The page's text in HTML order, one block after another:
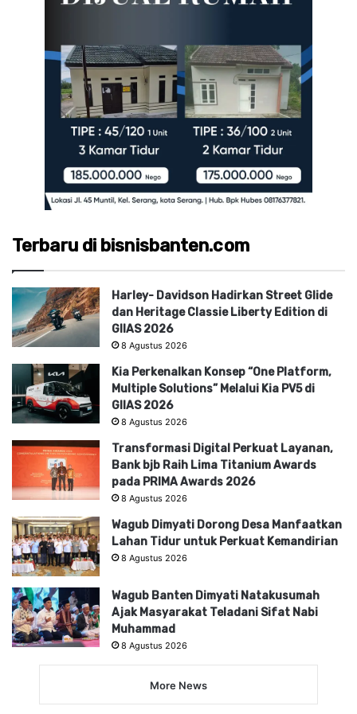
Terbaru di bisnisbanten.com
Harley- Davidson Hadirkan Street Glide
dan Heritage Classie Liberty Edition di
GIIAS 2026
8 Agustus 2026
Kia Perkenalkan Konsep “One Platform,
Multiple Solutions” Melalui Kia PV5 di
GIIAS 2026
8 Agustus 2026
Transformasi Digital Perkuat Layanan,
Bank bjb Raih Lima Titanium Awards
pada PRIMA Awards 2026
8 Agustus 2026
Wagub Dimyati Dorong Desa Manfaatkan
Lahan Tidur untuk Perkuat Kemandirian
8 Agustus 2026
Wagub Banten Dimyati Natakusumah
Ajak Masyarakat Teladani Sifat Nabi
Muhammad
8 Agustus 2026
More News